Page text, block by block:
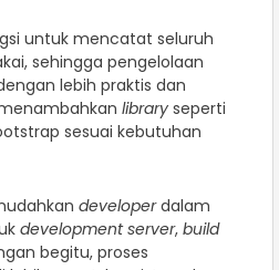
untuk mencatat seluruh
sehingga pengelolaan
lebih praktis dan
library seperti
sesuai kebutuhan
developerdalam
development server, build
begitu, proses